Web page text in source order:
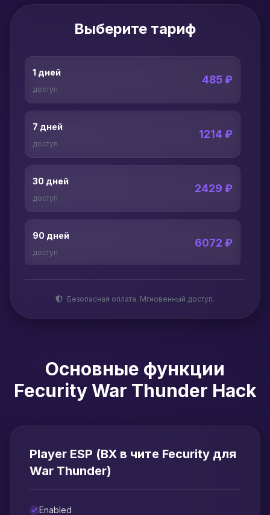
Выберите тариф
1 дней
доступ
485 ₽
7 дней
доступ
1214 ₽
30 дней
доступ
2429 ₽
90 дней
доступ
6072 ₽
Безопасная оплата. Мгновенный доступ.
Основные функции
Fecurity War Thunder Hack
Player ESP (ВХ в чите Fecurity для
War Thunder)
Enabled